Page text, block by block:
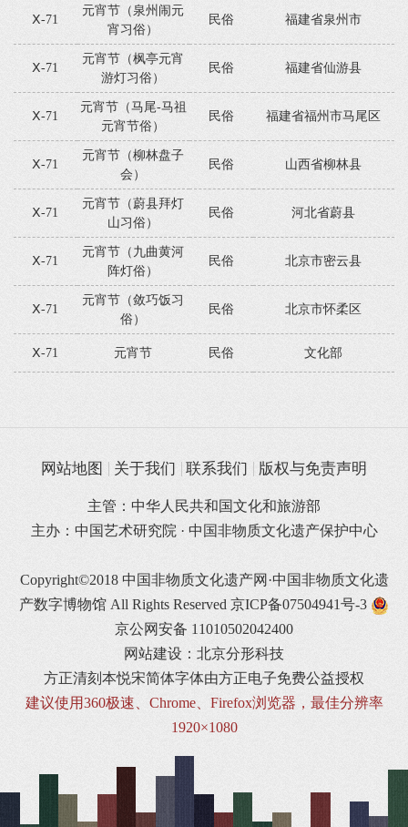
Ⅹ-71
元宵节（泉州闹元
宵习俗）
民俗 福建省泉州市
Ⅹ-71
元宵节（枫亭元宵
游灯习俗）
民俗 福建省仙游县
Ⅹ-71
元宵节（马尾-马祖
元宵节俗）
民俗 福建省福州市马尾区
Ⅹ-71
元宵节（柳林盘子
会）
民俗 山西省柳林县
Ⅹ-71
元宵节（蔚县拜灯
山习俗）
民俗 河北省蔚县
Ⅹ-71
元宵节（九曲黄河
阵灯俗）
民俗 北京市密云县
Ⅹ-71
元宵节（敛巧饭习
俗）
民俗 北京市怀柔区
Ⅹ-71 元宵节 民俗 文化部
网站地图 关于我们 联系我们 版权与免责声明
主管：中华人民共和国文化和旅游部
主办：中国艺术研究院 · 中国非物质文化遗产保护中心
Copyright©2018 中国非物质文化遗产网·中国非物质文化遗
产数字博物馆 All Rights Reserved 京ICP备07504941号-3
京公网安备 11010502042400
网站建设：北京分形科技
方正清刻本悦宋简体字体由方正电子免费公益授权
建议使用360极速、Chrome、Firefox浏览器，最佳分辨率
1920×1080